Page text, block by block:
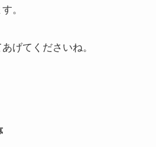
。
げてくださいね。